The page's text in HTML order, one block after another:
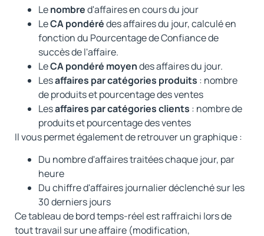
Lenombred'affaires en cours du jour
LeCA pondérédes affaires du jour, calculé en
fonction du Pourcentage de Confiance de
succès de l'affaire.
LeCA pondéré moyendes affaires du jour.
Lesaffaires par catégories produits : nombre
de produits et pourcentage des ventes
Lesaffaires par catégories clients : nombre de
produits et pourcentage des ventes
Il vous permet également de retrouver un graphique :
Du nombre d'affaires traitées chaque jour, par
heure
Du chiffre d'affaires journalier déclenché sur les
30 derniers jours
Ce tableau de bord temps-réel est raffraichi lors de
tout travail sur une affaire (modification,